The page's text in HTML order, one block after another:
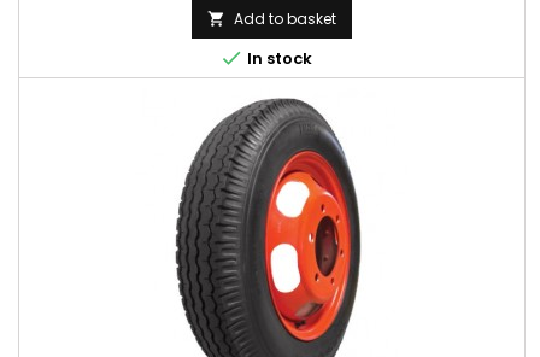
appellations: 7,00-21; 7,00x21; 33x6,75; 33-6,75; 700x21; 700-21;
700/21; 700*21; 700-21
 Add to basket
 In stock